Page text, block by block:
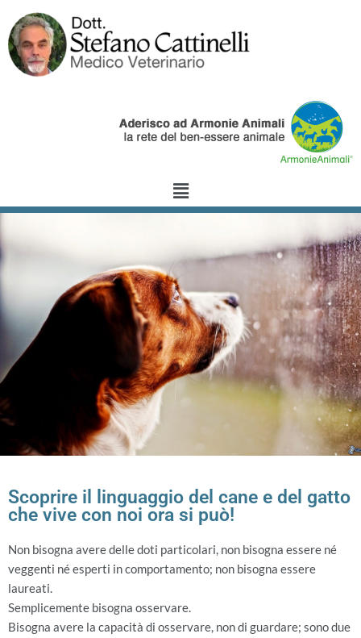
Scoprire il linguaggio del cane e del gatto
che vive con noi ora si può!
Non bisogna avere delle doti particolari, non bisogna essere né
veggenti né esperti in comportamento; non bisogna essere
laureati.
Semplicemente bisogna osservare.
Bisogna avere la capacità di osservare, non di guardare; sono due